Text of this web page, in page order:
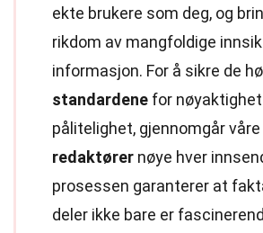
ekte brukere som deg, og
rikdom av mangfoldige
informasjon. For å sikre de
standardene for
pålitelighet, gjennomgår
redaktører nøye hver
prosessen garanterer at
deler ikke bare er